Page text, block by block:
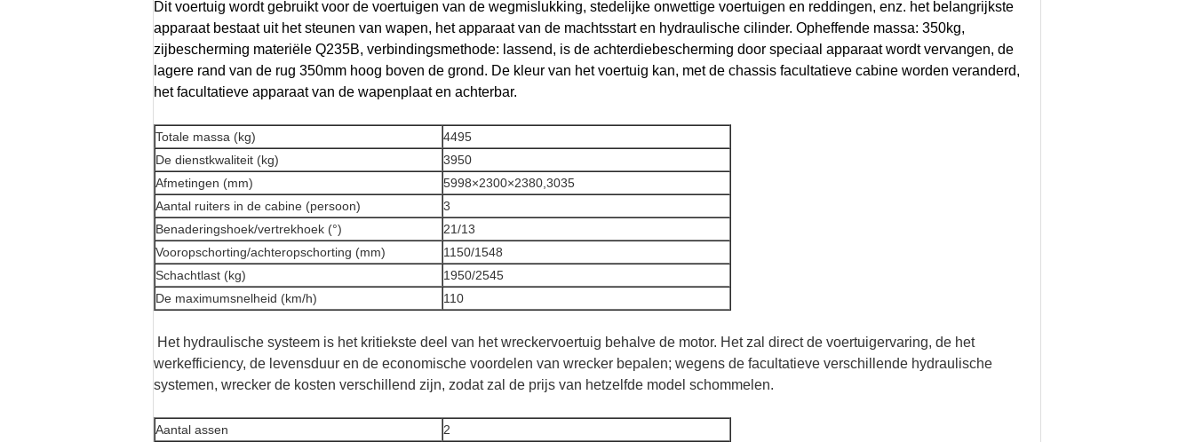
Dit voertuig wordt gebruikt voor de voertuigen van de wegmislukking, stedelijke onwettige voertuigen en reddingen, enz. het belangrijkste
apparaat bestaat uit het steunen van wapen, het apparaat van de machtsstart en hydraulische cilinder. Opheffende massa: 350kg,
zijbescherming materiële Q235B, verbindingsmethode: lassend, is de achterdiebescherming door speciaal apparaat wordt vervangen, de
lagere rand van de rug 350mm hoog boven de grond. De kleur van het voertuig kan, met de chassis facultatieve cabine worden veranderd,
het facultatieve apparaat van de wapenplaat en achterbar.
Totale massa (kg)
4495
De dienstkwaliteit (kg)
3950
Afmetingen (mm)
5998×2300×2380,3035
Aantal ruiters in de cabine (persoon)
3
Benaderingshoek/vertrekhoek (°)
21/13
Vooropschorting/achteropschorting (mm)
1150/1548
Schachtlast (kg)
1950/2545
De maximumsnelheid (km/h)
110
Het hydraulische systeem is het kritiekste deel van het wreckervoertuig behalve de motor. Het zal direct de voertuigervaring, de het
werkefficiency, de levensduur en de economische voordelen van wrecker bepalen; wegens de facultatieve verschillende hydraulische
systemen, wrecker de kosten verschillend zijn, zodat zal de prijs van hetzelfde model schommelen.
Aantal assen
2